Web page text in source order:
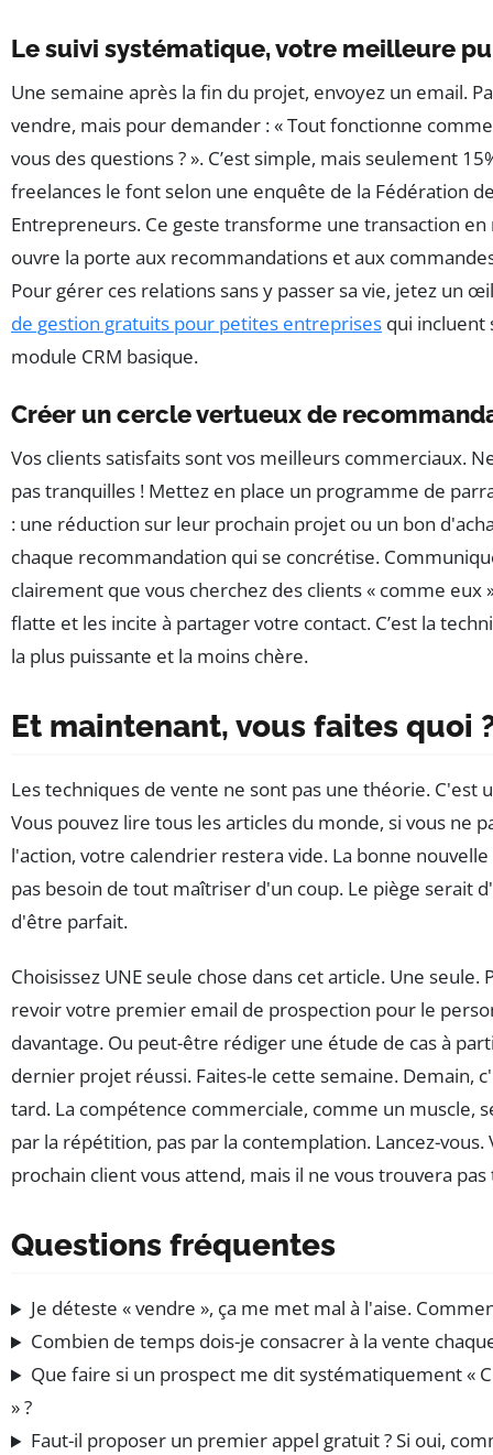
Le suivi systématique, votre meilleure
Une semaine après la fin du projet, envoyez un email.
vendre, mais pour demander : « Tout fonctionne
vous des questions ? ». C’est simple, mais seulement
freelances le font selon une enquête de la Fédération
Entrepreneurs. Ce geste transforme une transaction en
ouvre la porte aux recommandations et aux
Pour gérer ces relations sans y passer sa vie, jetez un
de gestion gratuits pour petites entreprises qui incluent
module CRM basique.
Créer un cercle vertueux de
Vos clients satisfaits sont vos meilleurs commerciaux.
pas tranquilles ! Mettez en place un programme de
: une réduction sur leur prochain projet ou un bon
chaque recommandation qui se concrétise.
clairement que vous cherchez des clients « comme eux
flatte et les incite à partager votre contact. C’est la
la plus puissante et la moins chère.
Et maintenant, vous faites quoi
Les techniques de vente ne sont pas une théorie. C'est
Vous pouvez lire tous les articles du monde, si vous ne
l'action, votre calendrier restera vide. La bonne nouvelle
pas besoin de tout maîtriser d'un coup. Le piège serait
d'être parfait.
Choisissez UNE seule chose dans cet article. Une seule.
revoir votre premier email de prospection pour le
davantage. Ou peut-être rédiger une étude de cas à
dernier projet réussi. Faites-le cette semaine. Demain,
tard. La compétence commerciale, comme un muscle,
par la répétition, pas par la contemplation. Lancez-vous.
prochain client vous attend, mais il ne vous trouvera
Questions fréquentes
Je déteste « vendre », ça me met mal à l'aise.
Combien de temps dois-je consacrer à la vente
Que faire si un prospect me dit systématiquement «
» ?
Faut-il proposer un premier appel gratuit ? Si oui,